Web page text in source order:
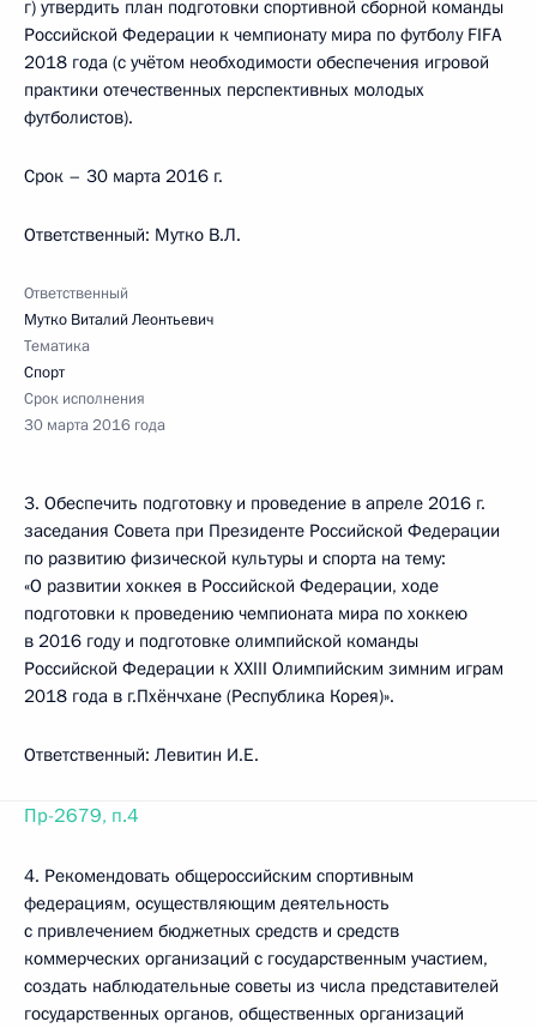
г) утвердить план подготовки спортивной сборной команды
Российской Федерации к чемпионату мира по футболу FIFA
2018 года (с учётом необходимости обеспечения игровой
практики отечественных перспективных молодых
футболистов).
Срок – 30 марта 2016 г.
Ответственный: Мутко В.Л.
Ответственный
Мутко Виталий Леонтьевич
Тематика
Спорт
Срок исполнения
30 марта 2016 года
3. Обеспечить подготовку и проведение в апреле 2016 г.
заседания Совета при Президенте Российской Федерации
по развитию физической культуры и спорта на тему:
«О развитии хоккея в Российской Федерации, ходе
подготовки к проведению чемпионата мира по хоккею
в 2016 году и подготовке олимпийской команды
Российской Федерации к XXIII Олимпийским зимним играм
2018 года в г.Пхёнчхане (Республика Корея)».
Ответственный: Левитин И.Е.
Пр-2679, п.4
4. Рекомендовать общероссийским спортивным
федерациям, осуществляющим деятельность
с привлечением бюджетных средств и средств
коммерческих организаций с государственным участием,
создать наблюдательные советы из числа представителей
государственных органов, общественных организаций